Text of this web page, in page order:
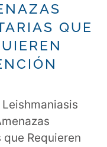
QUE
Requieren